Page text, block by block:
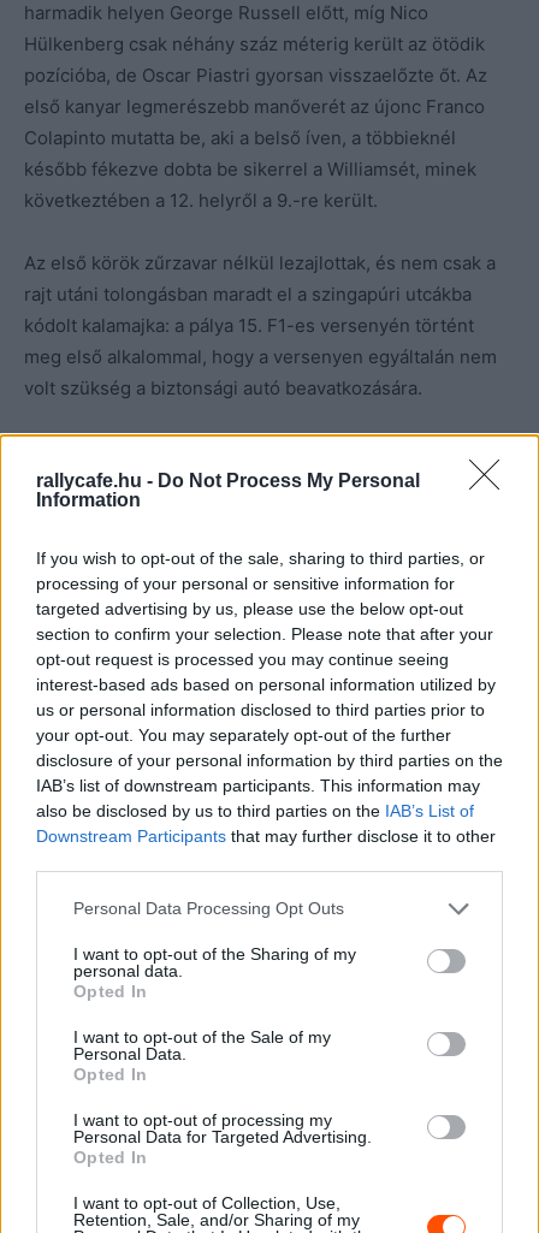
rallycafe.hu - Do Not Process My Personal
Information
If you wish to opt-out of the sale, sharing to third parties, or
processing of your personal or sensitive information for
targeted advertising by us, please use the below opt-out
section to confirm your selection. Please note that after your
opt-out request is processed you may continue seeing
interest-based ads based on personal information utilized by
us or personal information disclosed to third parties prior to
your opt-out. You may separately opt-out of the further
disclosure of your personal information by third parties on the
IAB’s list of downstream participants. This information may
also be disclosed by us to third parties on the IAB’s List of
Downstream Participants that may further disclose it to other
Please note that this website/app uses one or more Google
not limited to your visit or usage behaviour. You may click to
grant or deny consent to Google and its third-party tags to
use your data for below specified purposes in below Google
consent section.
Personal Data Processing Opt Outs
I want to opt-out of the Sharing of my
personal data.
Opted In
I want to opt-out of the Sale of my
Personal Data.
Opted In
I want to opt-out of processing my
Personal Data for Targeted Advertising.
Opted In
I want to opt-out of Collection, Use,
Retention, Sale, and/or Sharing of my
harmadik helyen George Russell előtt, míg Nico
Hülkenberg csak néhány száz méterig került az ötödik
pozícióba, de Oscar Piastri gyorsan visszaelőzte őt. Az
első kanyar legmerészebb manőverét az újonc Franco
Colapinto mutatta be, aki a belső íven, a többieknél
később fékezve dobta be sikerrel a Williamsét, minek
következtében a 12. helyről a 9.-re került.
Az első körök zűrzavar nélkül lezajlottak, és nem csak a
rajt utáni tolongásban maradt el a szingapúri utcákba
kódolt kalamajka: a pálya 15. F1-es versenyén történt
meg első alkalommal, hogy a versenyen egyáltalán nem
volt szükség a biztonsági autó beavatkozására.
néhány kör után mérnöke ötmásodperces előny
kiépítésére kérte Verstappennel szemben, ám amikor a
tempófölénye hamar megmutatkozott, s mire Norris a 30.
körben a bokszba hajtott, már 20 másodperc feletti
előnnyel rendelkezett.
Az egykiállásos futamon a kerékcserék sorát az
élmezőnyből viszont Hamilton kezdte meg a 17. körben,
akinek így nem sült el jól a lágygumis rajt, a brit pedig
azonnal érezte, hogy emiatt sebezhető lesz a verseny
végén – a tíz körrel később cserélő Russell pedig már a
A leghosszabban Leclerc és Piastri nyújtották el első
etapjukat, így a végjátékban ők lehettek a támadók. A
McLaren ausztrálja könnyedén áthámozta magát a két
is elkaphatja – az utolsó tíz körre azonban bizonyossá
vált, hogy ehhez nem elég jó a tempója. Leclerc ellenben
szorította a britet.
Norrisra ugyan nem helyeződött közvetlen nyomás a